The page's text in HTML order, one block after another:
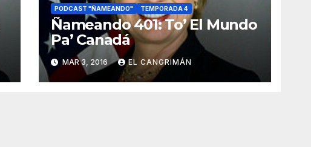
PODCAST "ÑAMEANDO" TEMPORADA 4
Ñameando 401: To’ El Mundo
Pa’ Canadá
MAR 3, 2016 EL CANGRIMÁN